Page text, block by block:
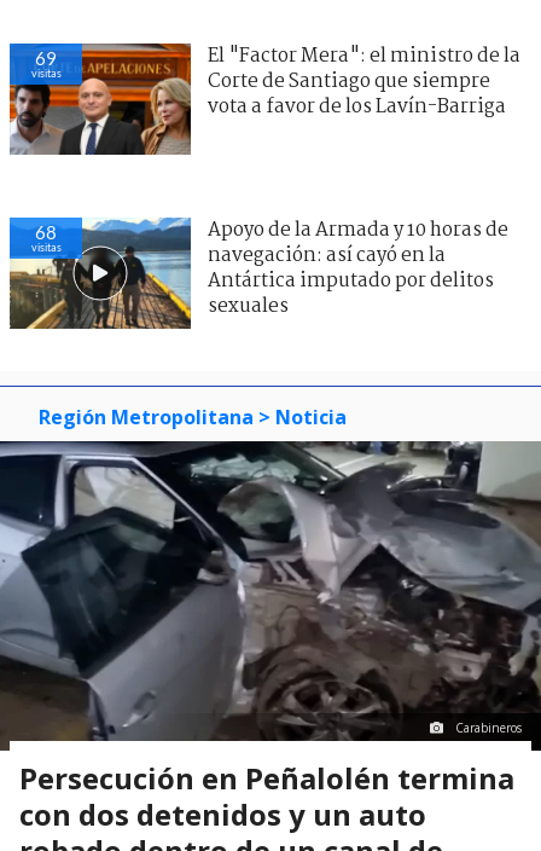
69
visitas
El "Factor Mera": el ministro de la
Corte de Santiago que siempre
vota a favor de los Lavín-Barriga
68
visitas
Apoyo de la Armada y 10 horas de
navegación: así cayó en la
Antártica imputado por delitos
sexuales
Región Metropolitana > Noticia
Carabineros
Persecución en Peñalolén termina
con dos detenidos y un auto